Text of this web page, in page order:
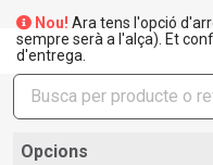
Nou! Ara tens l'opció
sempre serà a l'alça). Et
d'entrega.
Opcions